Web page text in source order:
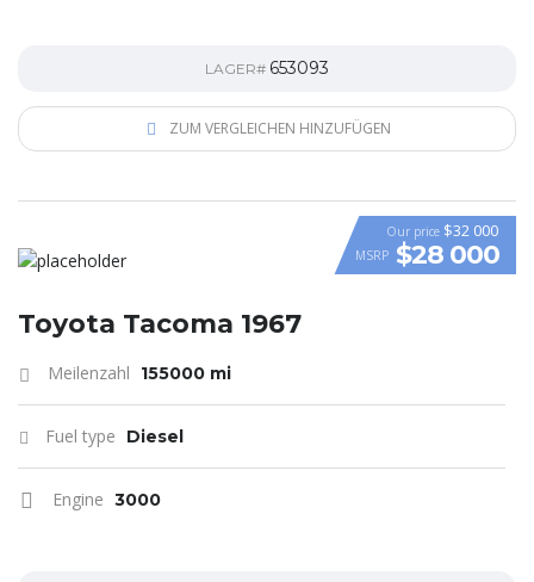
LAGER# 653093
ZUM VERGLEICHEN HINZUFÜGEN
Our price $32 000
MSRP $28 000
Toyota Tacoma 1967
Meilenzahl 155000 mi
Fuel type Diesel
Engine 3000